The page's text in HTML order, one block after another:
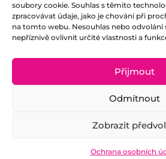
soubory cookie. Souhlas s těmito
zpracovávat údaje, jako je chování při
na tomto webu. Nesouhlas nebo odvolání
nepříznivě ovlivnit určité vlastnosti a
Přijmout
Odmítnout
Zobrazit
Ochrana osobních
Zásady Cookies
